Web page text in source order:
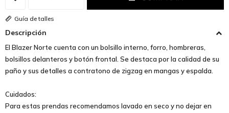
Guía de talles
Descripción
El Blazer Norte cuenta con un bolsillo interno, forro, hombreras,
bolsillos delanteros y botón frontal. Se destaca por la calidad de su
paño y sus detalles a contratono de zigzag en mangas y espalda.
Cuidados:
Para estas prendas recomendamos lavado en seco y no dejar en